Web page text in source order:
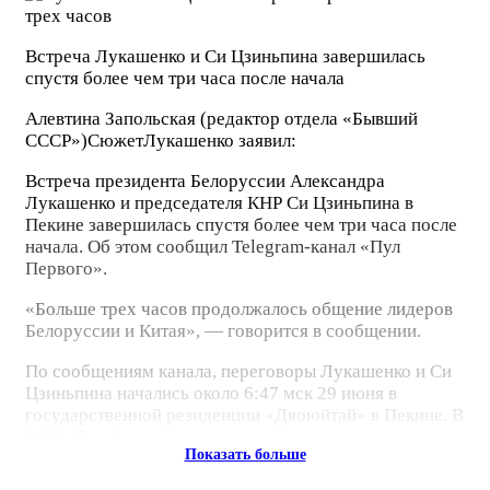
Встреча Лукашенко и Си Цзиньпина завершилась
спустя более чем три часа после начала
Алевтина Запольская (редактор отдела «Бывший
СССР»)СюжетЛукашенко заявил:
Встреча президента Белоруссии Александра
Лукашенко и председателя КНР Си Цзиньпина в
Пекине завершилась спустя более чем три часа после
начала. Об этом сообщил Telegram-канал «Пул
Первого».
«Больше трех часов продолжалось общение лидеров
Белоруссии и Китая», — говорится в сообщении.
По сообщениям канала, переговоры Лукашенко и Си
Цзиньпина начались около 6:47 мск 29 июня в
государственной резиденции «Дяоюйтай» в Пекине. В
Показать больше